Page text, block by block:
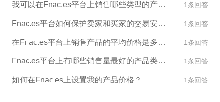
我可以在Fnac.es平台上销售哪些类型的产品？ 1条回答
Fnac.es平台如何保护卖家和买家的交易安全？ 1条回答
在Fnac.es平台上销售产品的平均价格是多少？ 1条回答
Fnac.es平台上有哪些销售量最好的产品类别？ 1条回答
如何在Fnac.es上设置我的产品价格？ 1条回答